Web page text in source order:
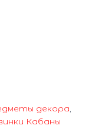
декора,
Кабаны